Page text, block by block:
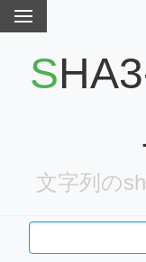
SHA3-512 ハッシ
文字列の